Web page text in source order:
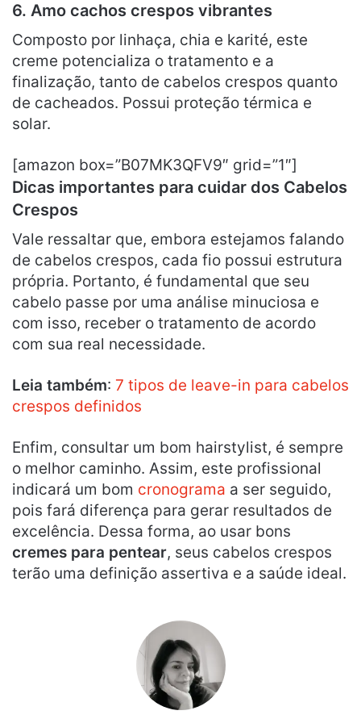
6. Amo cachos crespos vibrantes
Composto por linhaça, chia e karité, este
creme potencializa o tratamento e a
finalização, tanto de cabelos crespos quanto
de cacheados. Possui proteção térmica e
solar.
[amazon box=”B07MK3QFV9″ grid=”1″]
Dicas importantes para cuidar dos Cabelos
Crespos
Vale ressaltar que, embora estejamos falando
de cabelos crespos, cada fio possui estrutura
própria. Portanto, é fundamental que seu
cabelo passe por uma análise minuciosa e
com isso, receber o tratamento de acordo
com sua real necessidade.
Leia também: 7 tipos de leave-in para cabelos
crespos definidos
Enfim, consultar um bom hairstylist, é sempre
o melhor caminho. Assim, este profissional
indicará um bom cronograma a ser seguido,
pois fará diferença para gerar resultados de
excelência. Dessa forma, ao usar bons
cremes para pentear, seus cabelos crespos
terão uma definição assertiva e a saúde ideal.